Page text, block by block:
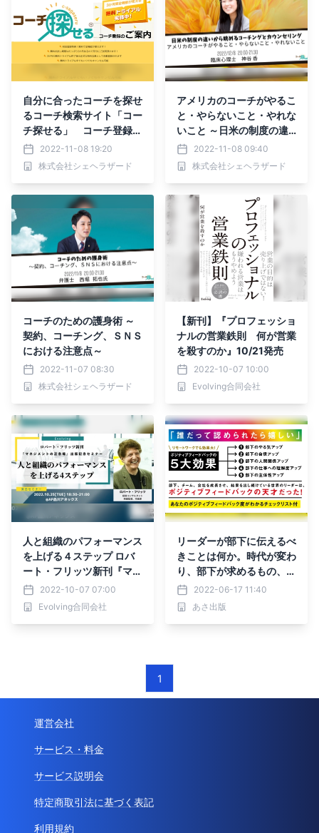
自分に合ったコーチを探せ
るコーチ検索サイト「コー
チ探せる」 コーチ登録が
3か月間無料になるトライ
アルキャンペーンを実施
2022-11-08 19:20
株式会社シェヘラザード
アメリカのコーチがやるこ
と・やらないこと・やれな
いこと ～日米の制度の違
いから眺めるコーチングと
カウンセリング～
2022-11-08 09:40
株式会社シェヘラザード
コーチのための護身術 ～
契約、コーチング、ＳＮＳ
における注意点～
2022-11-07 08:30
株式会社シェヘラザード
【新刊】『プロフェッショ
ナルの営業鉄則 何が営業
を殺すのか』10/21発売
2022-10-07 10:00
Evolving合同会社
人と組織のパフォーマンス
を上げる４ステップ ロバ
ート・フリッツ新刊『マネ
ジメントの正念場』出版記
念セミナー
2022-10-07 07:00
Evolving合同会社
リーダーが部下に伝えるべ
きことは何か。時代が変わ
り、部下が求めるもの、成
長に必要なことが変わって
きた。
2022-06-17 11:40
あさ出版
1
運営会社
サービス・料金
サービス説明会
特定商取引法に基づく表記
利用規約